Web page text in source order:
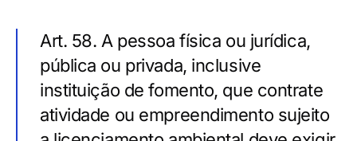
Art. 58. A pessoa física ou jurídica,
pública ou privada, inclusive
instituição de fomento, que contrate
atividade ou empreendimento sujeito